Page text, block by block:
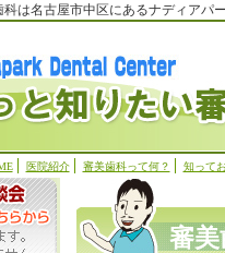
は名古屋市中区にあるナディアパ
医院紹介 審美歯科って何？ 知って
審